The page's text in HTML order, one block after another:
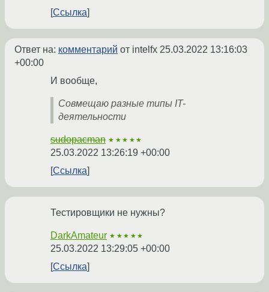
Ссылка
Ответ на: комментарий от intelfx 25.03.2022 13:16:03
+00:00
И вообще,
Совмещаю разные типы IT-
деятельности
sudopacman ★★★★★
25.03.2022 13:26:19 +00:00
Ссылка
Тестировщики не нужны?
DarkAmateur ★★★★★
25.03.2022 13:29:05 +00:00
Ссылка